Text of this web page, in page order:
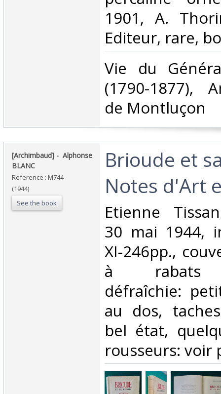
1901, A.
Editeur, rare,
‎Vie du
(1790-1877),
de Montluçon‎
‎[Archimbaud] - ‎ ‎Alphonse
BLANC‎
Reference : M744
(1944)
See the book
‎Brioude et
Notes d'Art
‎Etienne
30 mai 1944,
XI-246pp.,
à rabats
défraîchie:
au dos,
bel état,
rousseurs: voir